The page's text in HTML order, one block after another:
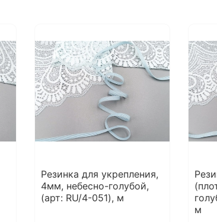
Резинка для укрепления,
4мм, небесно-голубой,
(арт: RU/4-051), м
м